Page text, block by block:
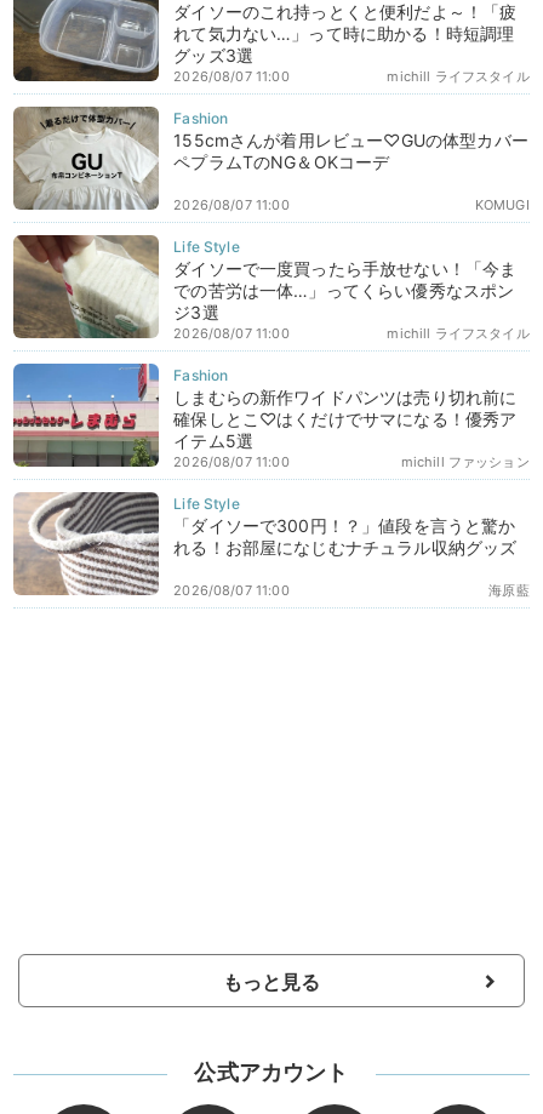
ダイソーのこれ持っとくと便利だよ～！「疲
れて気力ない…」って時に助かる！時短調理
グッズ3選
michill ライフスタイル
2026/08/07 11:00
155cmさんが着用レビュー♡GUの体型カバー
ペプラムTのNG＆OKコーデ
KOMUGI
2026/08/07 11:00
ダイソーで一度買ったら手放せない！「今ま
での苦労は一体…」ってくらい優秀なスポン
ジ3選
michill ライフスタイル
2026/08/07 11:00
しまむらの新作ワイドパンツは売り切れ前に
確保しとこ♡はくだけでサマになる！優秀ア
イテム5選
michill ファッション
2026/08/07 11:00
「ダイソーで300円！？」値段を言うと驚か
れる！お部屋になじむナチュラル収納グッズ
海原藍
2026/08/07 11:00
もっと見る
公式アカウント